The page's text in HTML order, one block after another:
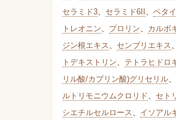
セラミド3、 セラミド6II 、 ベタ
トレオニン、 プロリン、 カルボ
ジン根エキス、 センブリエキス、
トデキストリン、 テトラヒドロ
リル酸/カプリン酸)グリセリル、
ルトリモニウムクロリド、 セト
シエチルセルロース、 イソアル